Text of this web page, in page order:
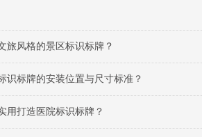
旅风格的景区标识标牌？
识标牌的安装位置与尺寸标准？
用打造医院标识标牌？